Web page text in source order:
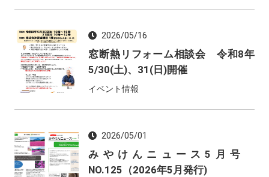
2026/05/16
窓断熱リフォーム相談会 令和8年
5/30(土)、31(日)開催
イベント情報
2026/05/01
みやけんニュース5月号
NO.125（2026年5月発行)